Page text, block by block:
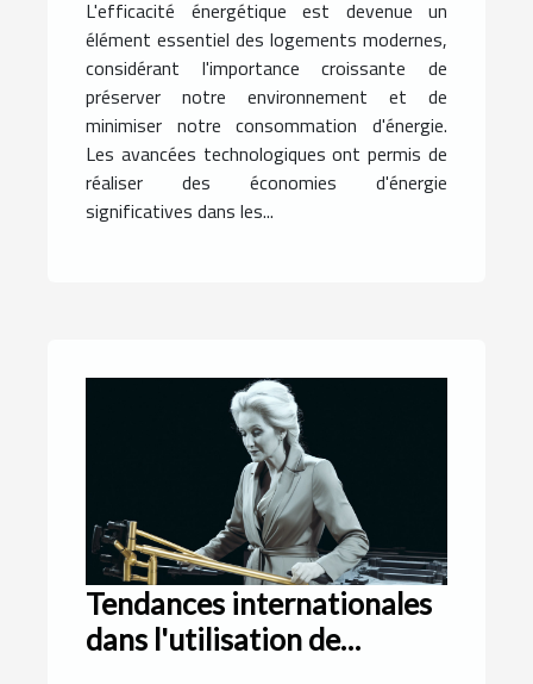
L'efficacité énergétique est devenue un
élément essentiel des logements modernes,
considérant l'importance croissante de
préserver notre environnement et de
minimiser notre consommation d'énergie.
Les avancées technologiques ont permis de
réaliser des économies d'énergie
significatives dans les...
Tendances internationales
dans l'utilisation de